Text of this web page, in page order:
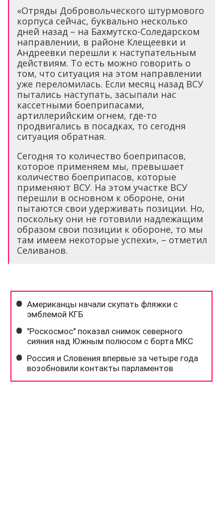
«Отряды Добровольческого штурмового
корпуса сейчас, буквально несколько
дней назад – на Бахмутско-Соледарском
направлении, в районе Клещеевки и
Андреевки перешли к наступательным
действиям. То есть можно говорить о
том, что ситуация на этом направлении
уже переломилась. Если месяц назад ВСУ
пытались наступать, засыпали нас
кассетными боеприпасами,
артиллерийским огнем, где-то
продвигались в посадках, то сегодня
ситуация обратная.
Сегодня то количество боеприпасов,
которое применяем мы, превышает
количество боеприпасов, которые
применяют ВСУ. На этом участке ВСУ
перешли в основном к обороне, они
пытаются свои удерживать позиции. Но,
поскольку они не готовили надлежащим
образом свои позиции к обороне, то мы
там имеем некоторые успехи», – отметил
Селиванов.